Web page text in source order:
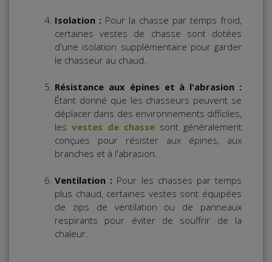
Isolation : Pour la chasse par temps froid,
certaines vestes de chasse sont dotées
d'une isolation supplémentaire pour garder
le chasseur au chaud.
Résistance aux épines et à l'abrasion :
Étant donné que les chasseurs peuvent se
déplacer dans des environnements difficiles,
les vestes de chasse sont généralement
conçues pour résister aux épines, aux
branches et à l'abrasion.
Ventilation : Pour les chasses par temps
plus chaud, certaines vestes sont équipées
de zips de ventilation ou de panneaux
respirants pour éviter de souffrir de la
chaleur.